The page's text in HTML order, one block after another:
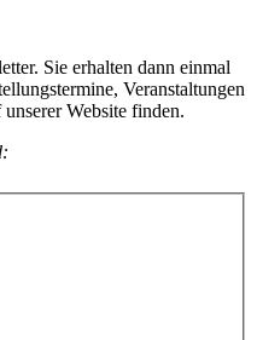
Sie erhalten dann einmal
Veranstaltungen
Website finden.